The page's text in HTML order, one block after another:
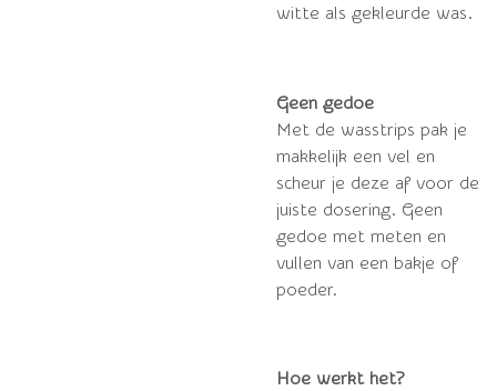
witte als gekleurde was.
Geen gedoe
Met de wasstrips pak je
makkelijk een vel en
scheur je deze af voor de
juiste dosering. Geen
gedoe met meten en
vullen van een bakje of
poeder.
Hoe werkt het?